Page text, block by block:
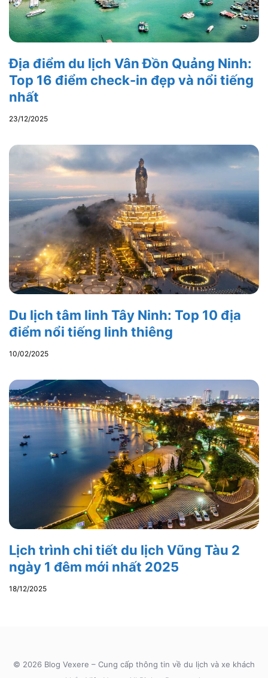
Địa điểm du lịch Vân Đồn Quảng Ninh:
Top 16 điểm check-in đẹp và nổi tiếng
nhất
23/12/2025
Du lịch tâm linh Tây Ninh: Top 10 địa
điểm nổi tiếng linh thiêng
10/02/2025
Lịch trình chi tiết du lịch Vũng Tàu 2
ngày 1 đêm mới nhất 2025
18/12/2025
© 2026 Blog Vexere – Cung cấp thông tin về du lịch và xe khách